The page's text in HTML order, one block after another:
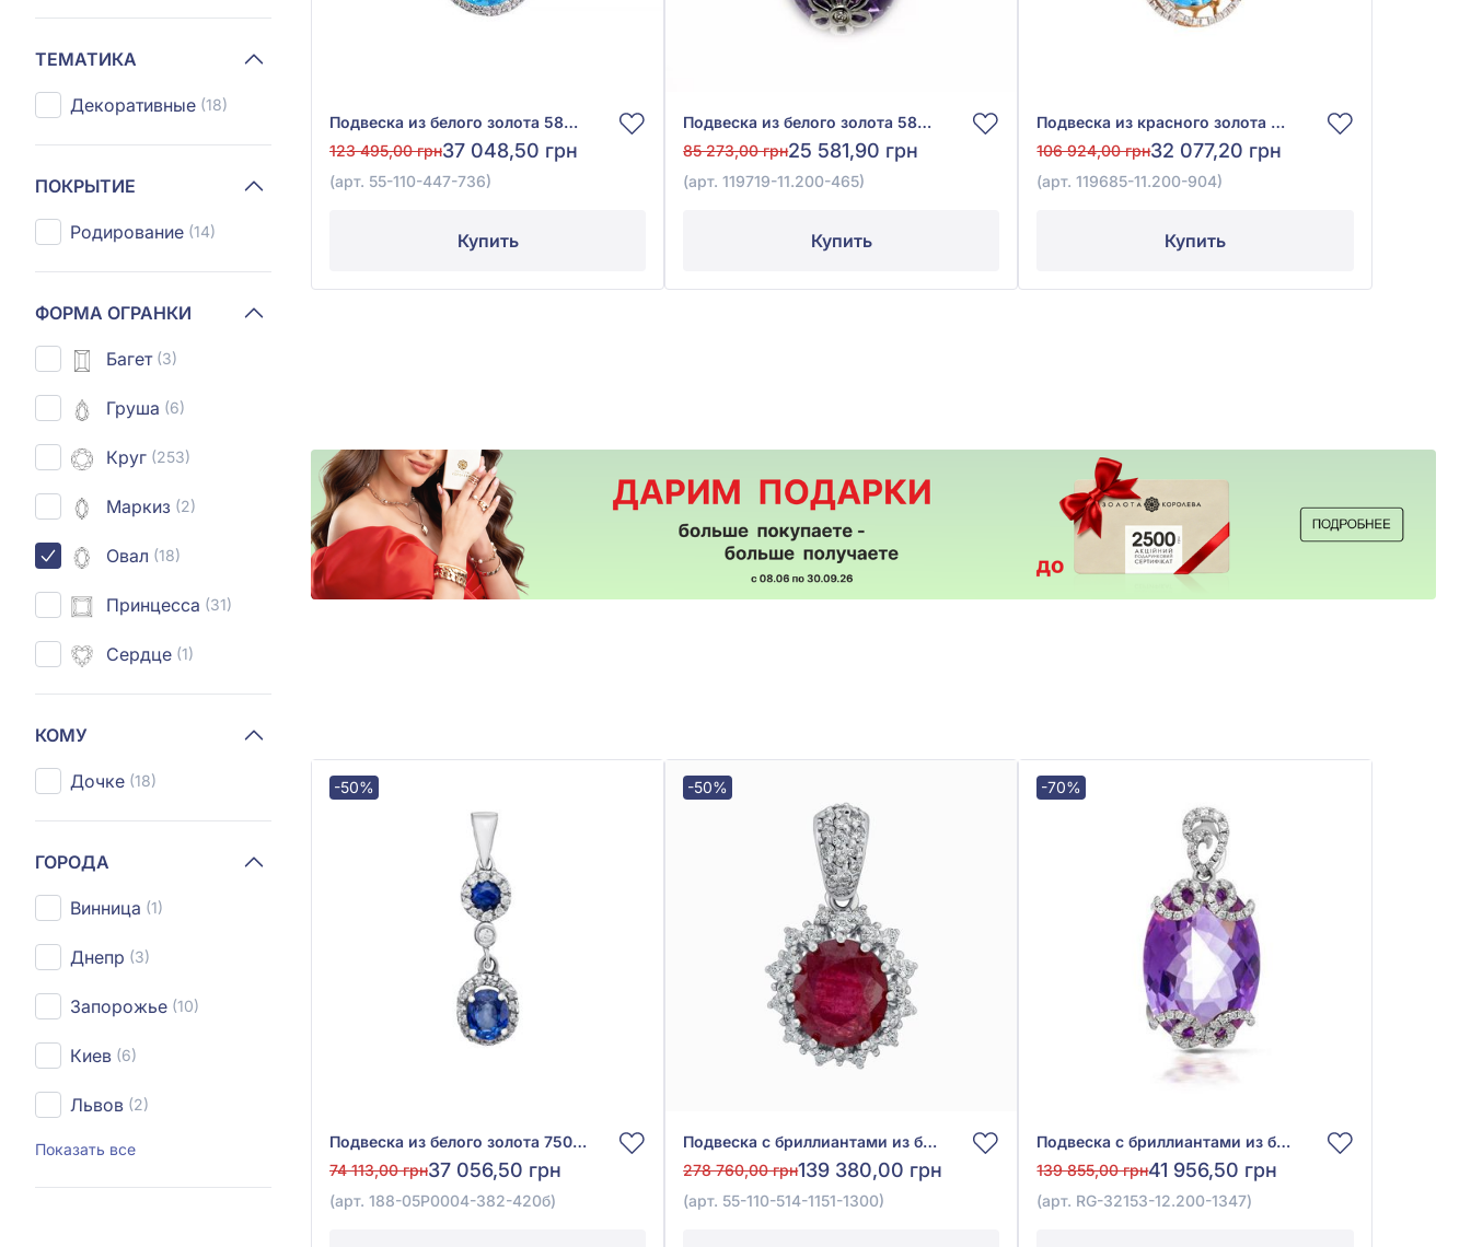
ТЕМАТИКА
Декоративные (18)
ПОКРЫТИЕ
Родирование (14)
ФОРМА ОГРАНКИ
Багет (3)
Груша (6)
Круг (253)
Маркиз (2)
Овал (18)
Принцесса (31)
Сердце (1)
КОМУ
Дочке (18)
ГОРОДА
Винница (1)
Днепр (3)
Запорожье (10)
Киев (6)
Львов (2)
Показать все
Подвеска из белого золота 585° с бриллиантом 0,44ct и топазом Swiss Blue 5,06ct, арт. 55-110-447-736
123 495,00 грн37 048,50 грн
(арт. 55-110-447-736)
Купить
Подвеска из белого золота 585° с бриллиантом 0,02ct и аметистом 11,61ct, арт. 119719-11.200-465
85 273,00 грн25 581,90 грн
(арт. 119719-11.200-465)
Купить
Подвеска из красного золота 585° с бриллиантом 0,24ct и топазом Swiss Blue 6,36ct, арт. 119685-11.200-904
106 924,00 грн32 077,20 грн
(арт. 119685-11.200-904)
Купить
-50%
Подвеска из белого золота 750° с синим сапфиром 0,65ct и бриллиантами 0,11ct, арт. 188-05P0004-382-420б
74 113,00 грн37 056,50 грн
(арт. 188-05P0004-382-420б)
-50%
Подвеска с бриллиантами из белого золота 750° с бриллиантом 0,7ct и красным рубином 3,15ct, арт. 55-110-514-1151-1300
278 760,00 грн139 380,00 грн
(арт. 55-110-514-1151-1300)
-70%
Подвеска с бриллиантами из белого золота 585° с бриллиантом 0,28ct и аметистом 12ct, арт. RG-32153-12.200-1347
139 855,00 грн41 956,50 грн
(арт. RG-32153-12.200-1347)